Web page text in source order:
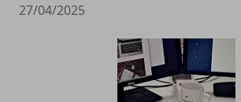
27/04/2025